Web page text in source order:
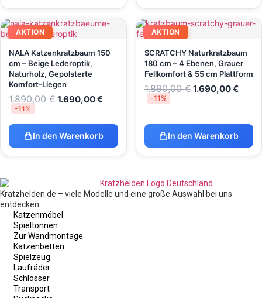
AKTION
NALA Katzenkratzbaum 150
cm – Beige Lederoptik,
Naturholz, Gepolsterte
Komfort-Liegen
1.890,00€1.690,00€
-11%
In den Warenkorb
AKTION
SCRATCHY Naturkratzbaum
180 cm – 4 Ebenen, Grauer
Fellkomfort & 55 cm Plattform
1.890,00€1.690,00€
-11%
In den Warenkorb
Kratzhelden.de – viele Modelle und eine große Auswahl bei uns
entdecken.
Katzenmöbel
Spieltonnen
Zur Wandmontage
Katzenbetten
Spielzeug
Laufräder
Schlösser
Transport